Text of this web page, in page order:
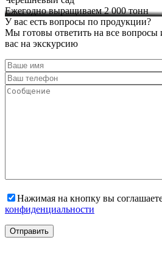
Ежегодно выращиваем 2 000 тонн
У вас есть вопросы по продукции?
Мы готовы ответить на все вопросы
вас на экскурсию
Нажимая на кнопку вы
конфиденциальности